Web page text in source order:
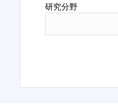
研究分野